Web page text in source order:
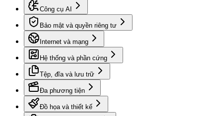
Công cụ AI
Bảo mật và quyền riêng tư
Internet và mạng
Hệ thống và phần cứng
Tệp, đĩa và lưu trữ
Đa phương tiện
Đồ họa và thiết kế